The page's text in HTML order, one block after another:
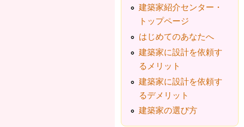
建築家紹介センター・
トップページ
はじめてのあなたへ
建築家に設計を依頼す
るメリット
建築家に設計を依頼す
るデメリット
建築家の選び方